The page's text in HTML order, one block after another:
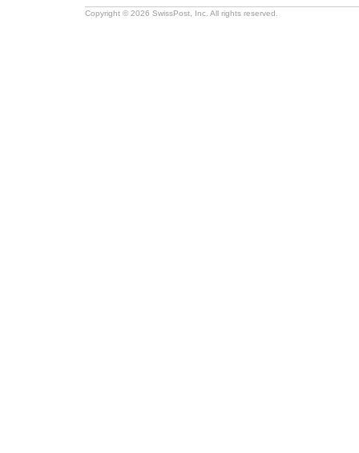
Copyright © 2026 SwissPost, Inc. All rights reserved.